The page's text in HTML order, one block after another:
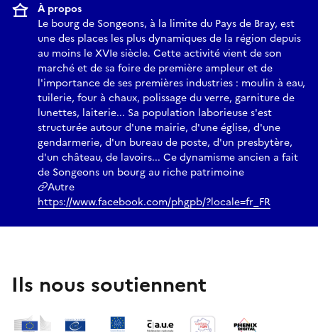
À propos
Le bourg de Songeons, à la limite du Pays de Bray, est
une des places les plus dynamiques de la région depuis
au moins le XVIe siècle. Cette activité vient de son
marché et de sa foire de première ampleur et de
l'importance de ses premières industries : moulin à eau,
tuilerie, four à chaux, polissage du verre, garniture de
lunettes, laiterie... Sa population laborieuse s'est
structurée autour d'une mairie, d'une église, d'une
gendarmerie, d'un bureau de poste, d'un presbytère,
d'un château, de lavoirs... Ce dynamisme ancien a fait
de Songeons un bourg au riche patrimoine
Autre
https://www.facebook.com/phgpb/?locale=fr_FR
Ils nous soutiennent